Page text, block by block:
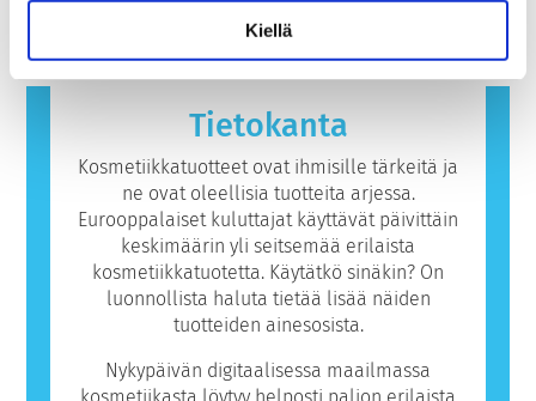
Kiellä
aineisiin, jotka ovat useimmille ihmisille
vaarattomia. Allergisen reaktion aiheuttavaa
ainetta kutsutaan allergeeniksi. Kosmetiikka-
ja henkilökohtaisen hygienian tuotteet
saattavat sisältää ainesosia, jotka voivat olla
joillekin ihmisille allergisoivia. Tämä ei
kuitenkaan tarkoita, ettei muiden olisi
turvallista käyttää tuotetta.
Tietokanta
Kosmetiikkatuotteet ovat ihmisille tärkeitä ja
ne ovat oleellisia tuotteita arjessa.
Eurooppalaiset kuluttajat käyttävät päivittäin
keskimäärin yli seitsemää erilaista
kosmetiikkatuotetta. Käytätkö sinäkin? On
luonnollista haluta tietää lisää näiden
tuotteiden ainesosista.
Nykypäivän digitaalisessa maailmassa
kosmetiikasta löytyy helposti paljon erilaista